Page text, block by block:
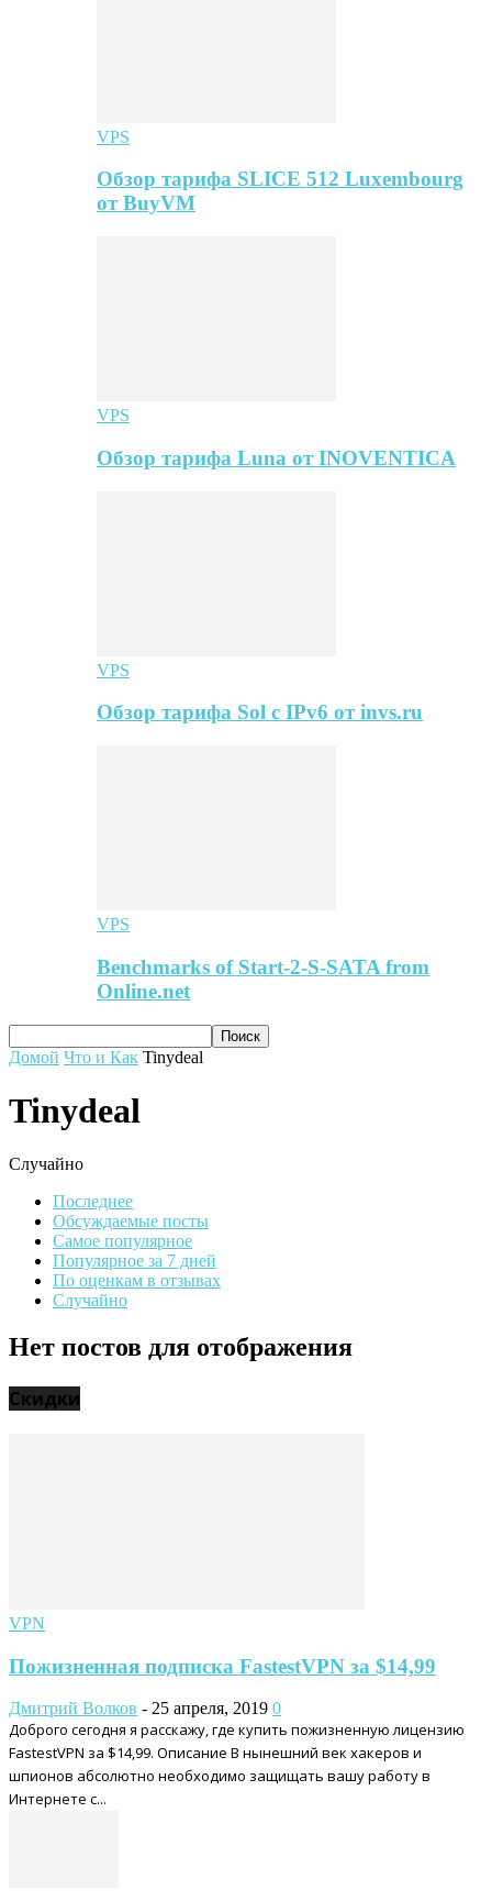
VPS
Обзор тарифа SLICE 512 Luxembourg
от BuyVM
VPS
Обзор тарифа Luna от INOVENTICA
VPS
Обзор тарифа Sol с IPv6 от invs.ru
VPS
Benchmarks of Start-2-S-SATA from
Online.net
Домой Что и Как Tinydeal
Tinydeal
Случайно
Последнее
Обсуждаемые посты
Самое популярное
Популярное за 7 дней
По оценкам в отзывах
Случайно
Нет постов для отображения
Скидки
VPN
Пожизненная подписка FastestVPN за $14,99
Дмитрий Волков - 25 апреля, 2019 0
Доброго сегодня я расскажу, где купить пожизненную лицензию
FastestVPN за $14,99. Описание В нынешний век хакеров и
шпионов абсолютно необходимо защищать вашу работу в
Интернете с...